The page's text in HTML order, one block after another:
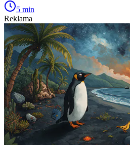
5 min
Reklama